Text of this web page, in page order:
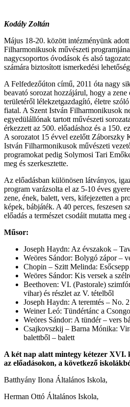
Kodály Zoltán
Május 18-20. között intézményünk
Filharmonikusok művészeti
nagycsoportos óvodások és alsó
számára biztosított ismerkedési
A Felfedezőúton című, 2011 óta nagy
beavató sorozat hozzájárul, hogy a zene
területéről lélekzetgazdagító, életre
fiatal. A Szent István Filharmonikusok
egyedülállónak tartott művészeti
érkezzett az 500. előadáshoz és a 150.
A sorozatot 15 évvel ezelőtt Záborszky
István Filharmonikusok művészeti
programokat pedig Solymosi Tari
meg és szerkesztette.
Az előadásban különösen látványos,
program varázsolta el az 5-10 éves
zene, ének, balett, vers, kifejezetten a
képek, bábjáték. A 40 perces, feszesen
előadás a természet csodáit mutatta
Műsor:
Joseph Haydn: Az évszakok –
Weöres Sándor: Bolygó zápor –
Chopin – Szitt Melinda:
Weöres Sándor: Kis versek a
Beethoven: VI. (Pastorale)
vihar) és részlet az V. tételből
Joseph Haydn: A teremtés – No.
Weiner Leó: Tündértánc a
Weöres Sándor: A tündér – vers
Csajkovszkij – Barna Mónika:
balettből – balett
A két nap alatt mintegy kétezer XVI.
az előadásokon, a következő
Batthyány Ilona Általános Iskola,
Herman Ottó Általános Iskola,